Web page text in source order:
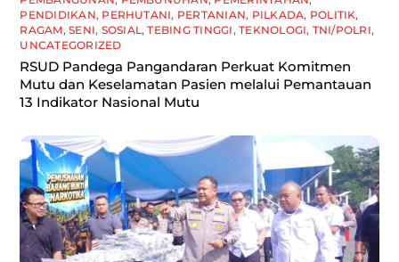
PENDIDIKAN, PERHUTANI, PERTANIAN, PILKADA, POLITIK,
RAGAM,SENI, SOSIAL ,TEBING TINGGI ,TEKNOLOGI, TNI/POLRI,
UNCATEGORIZED
RSUD Pandega Pangandaran Perkuat Komitmen
Mutu dan Keselamatan Pasien melalui Pemantauan
13 Indikator Nasional Mutu